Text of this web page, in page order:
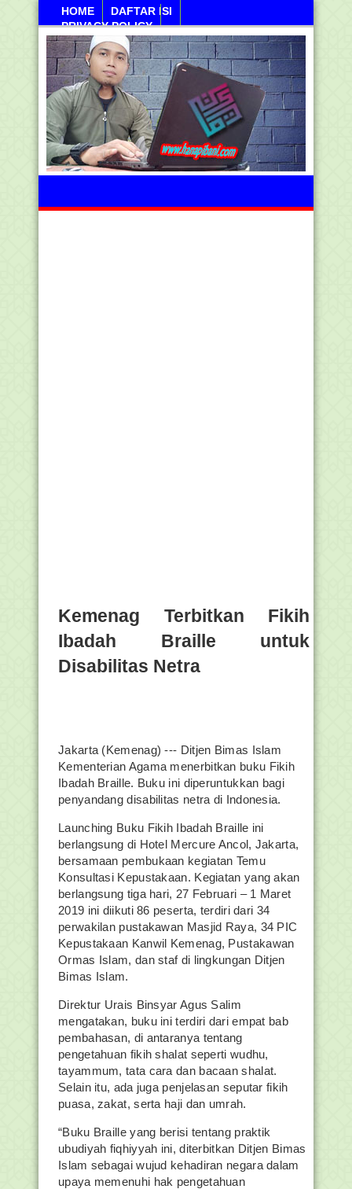
HOME
DAFTAR ISI
PRIVACY POLICY
Sabtu, 08 Agustus 2026
Kemenag Terbitkan Fikih
Ibadah Braille untuk
Disabilitas Netra
Jakarta (Kemenag) --- Ditjen Bimas Islam
Kementerian Agama menerbitkan buku Fikih
Ibadah Braille. Buku ini diperuntukkan bagi
penyandang disabilitas netra di Indonesia.
Launching Buku Fikih Ibadah Braille ini
berlangsung di Hotel Mercure Ancol, Jakarta,
bersamaan pembukaan kegiatan Temu
Konsultasi Kepustakaan. Kegiatan yang akan
berlangsung tiga hari, 27 Februari – 1 Maret
2019 ini diikuti 86 peserta, terdiri dari 34
perwakilan pustakawan Masjid Raya, 34 PIC
Kepustakaan Kanwil Kemenag, Pustakawan
Ormas Islam, dan staf di lingkungan Ditjen
Bimas Islam.
Direktur Urais Binsyar Agus Salim
mengatakan, buku ini terdiri dari empat bab
pembahasan, di antaranya tentang
pengetahuan fikih shalat seperti wudhu,
tayammum, tata cara dan bacaan shalat.
Selain itu, ada juga penjelasan seputar fikih
puasa, zakat, serta haji dan umrah.
“Buku Braille yang berisi tentang praktik
ubudiyah fiqhiyyah ini, diterbitkan Ditjen Bimas
Islam sebagai wujud kehadiran negara dalam
upaya memenuhi hak pengetahuan